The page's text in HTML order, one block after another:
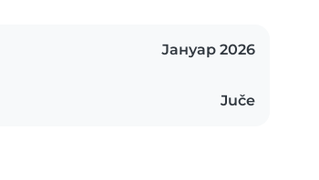
Јануар 2026
Juče